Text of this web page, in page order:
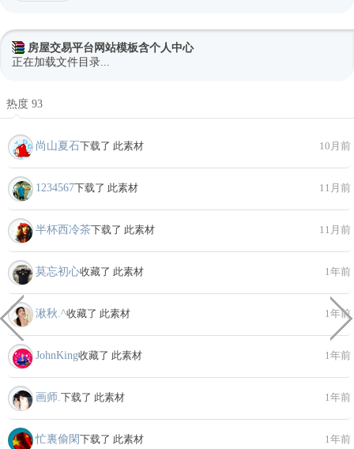
房屋交易平台网站模板含个人中心
正在加载文件目录...
热度 93
尚山夏石下载了 此素材 10月前
1234567下载了 此素材 11月前
半杯西冷茶下载了 此素材 11月前
莫忘初心收藏了 此素材 1年前
湫秋.^收藏了 此素材 1年前
JohnKing收藏了 此素材 1年前
画师. 下载了 此素材 1年前
忙裏偷閑下载了 此素材 1年前